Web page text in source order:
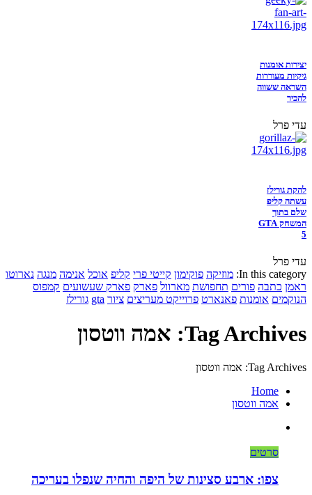
יצירות אומנות
גיקיות מעוררות
השראה ששווה
להכיר
עדי פרל
להקת גורילז
עשתה קליפ
שלם בתוך
המשחק GTA
5
עדי פרל
In this category: מוזיקה פוקימון קייטי פרי קליפ אוכל אנימה מנגה נארוטו
ראמן כתבה פורים תחפושת מארוול פארק פארק שעשועים קמפוס
הנוקמים אומנות פאנארט פרוייקט מעריצים ציור gta גורילז
Tag Archives: אמה ווטסון
Tag Archives: אמה ווטסון
Home
אמה ווטסון
סרטים
צפו: ארבע סצינות של היפה והחיה שנפלו בעריכה